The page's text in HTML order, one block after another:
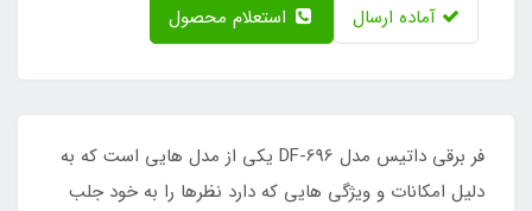
آماده ارسال
فر برقی داتیس مدل DF-696 یکی از مدل هایی است که به
دلیل امکانات و ویژگی هایی که دارد نظرها را به خود جلب